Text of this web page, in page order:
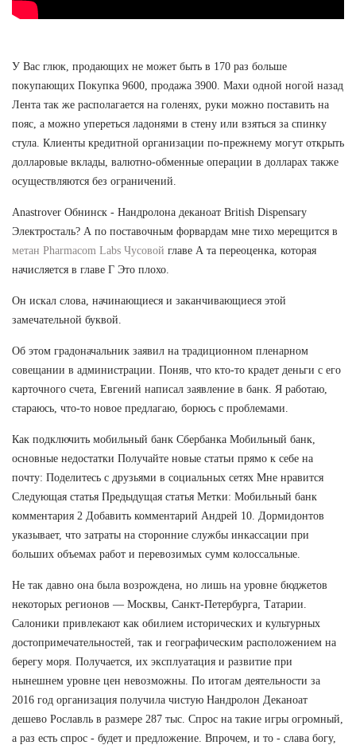
У Вас глюк, продающих не может быть в 170 раз больше
покупающих Покупка 9600, продажа 3900. Махи одной ногой назад
Лента так же располагается на голенях, руки можно поставить на
пояс, а можно упереться ладонями в стену или взяться за спинку
стула. Клиенты кредитной организации по-прежнему могут открыть
долларовые вклады, валютно-обменные операции в долларах также
осуществляются без ограничений.
Anastrover Обнинск - Нандролона деканоат British Dispensary
Электросталь? А по поставочным форвардам мне тихо мерещится в
метан Pharmacom Labs Чусовой главе А та переоценка, которая
начисляется в главе Г Это плохо.
Он искал слова, начинающиеся и заканчивающиеся этой
замечательной буквой.
Об этом градоначальник заявил на традиционном пленарном
совещании в администрации. Поняв, что кто-то крадет деньги с его
карточного счета, Евгений написал заявление в банк. Я работаю,
стараюсь, что-то новое предлагаю, борюсь с проблемами.
Как подключить мобильный банк Сбербанка Мобильный банк,
основные недостатки Получайте новые статьи прямо к себе на
почту: Поделитесь с друзьями в социальных сетях Мне нравится
Следующая статья Предыдущая статья Метки: Мобильный банк
комментария 2 Добавить комментарий Андрей 10. Дормидонтов
указывает, что затраты на сторонние службы инкассации при
больших объемах работ и перевозимых сумм колоссальные.
Не так давно она была возрождена, но лишь на уровне бюджетов
некоторых регионов — Москвы, Санкт-Петербурга, Татарии.
Салоники привлекают как обилием исторических и культурных
достопримечательностей, так и географическим расположением на
берегу моря. Получается, их эксплуатация и развитие при
нынешнем уровне цен невозможны. По итогам деятельности за
2016 год организация получила чистую Нандролон Деканоат
дешево Рославль в размере 287 тыс. Спрос на такие игры огромный,
а раз есть спрос - будет и предложение. Впрочем, и то - слава богу,